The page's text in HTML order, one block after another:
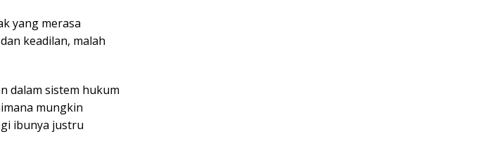
yang merasa
keadilan, malah
dalam sistem hukum
mungkin
ibunya justru